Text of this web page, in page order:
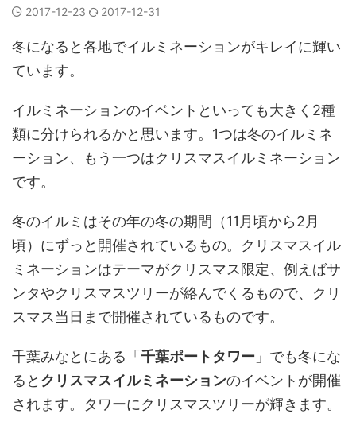
2017-12-23 2017-12-31
冬になると各地でイルミネーションがキレイに輝い
ています。
イルミネーションのイベントといっても大きく2種
類に分けられるかと思います。1つは冬のイルミネ
ーション、もう一つはクリスマスイルミネーション
です。
冬のイルミはその年の冬の期間（11月頃から2月
頃）にずっと開催されているもの。クリスマスイル
ミネーションはテーマがクリスマス限定、例えばサ
ンタやクリスマスツリーが絡んでくるもので、クリ
スマス当日まで開催されているものです。
千葉みなとにある「 千葉ポートタワー 」でも冬にな
ると クリスマスイルミネーションのイベントが開催
されます。タワーにクリスマスツリーが輝きます。